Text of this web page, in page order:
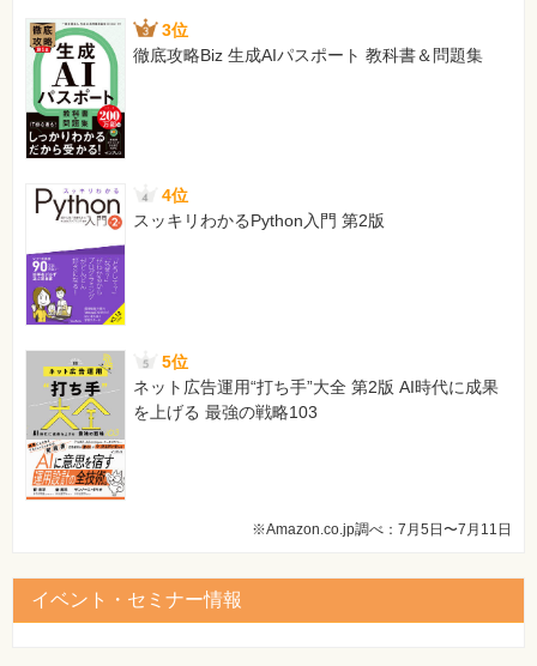
スは
[正]
scikit-learnのLogisticRegressionクラスは
【 第3刷にて修正 】
90ページ ページ下の※36
[誤]
クラスに所属すると予測するとしたときに、
クラスに所属すると予測したときに、
【 第5刷にて修正 】
[誤]
不純度の条件としてエントロピーを使って
[正]
不純度の条件としてジニ不純度を使って
【 第3刷にて修正 】
[正]
>>> # ジニ不純度を指標とする
3位
徹底攻略Biz 生成AIパスポート 教科書＆問題集
4位
スッキリわかるPython入門 第2版
5位
ネット広告運用“打ち手”大全 第2版 AI時代に成果
を上げる 最強の戦略103
※Amazon.co.jp調べ：7月5日〜7月11日
イベント・セミナー情報